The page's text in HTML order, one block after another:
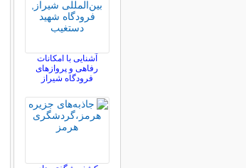
آشنایی با امکانات
رفاهی و پروازهای
فرودگاه شیراز